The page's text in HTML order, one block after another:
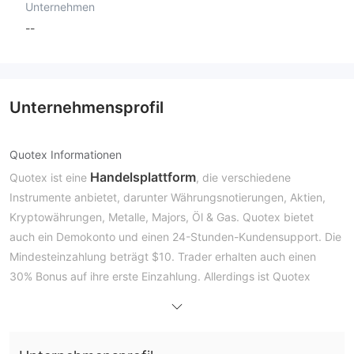
Unternehmen
--
Unternehmensprofil
Quotex Informationen
Quotex ist eine Handelsplattform, die verschiedene
Instrumente anbietet, darunter Währungsnotierungen, Aktien,
Kryptowährungen, Metalle, Majors, Öl & Gas. Quotex bietet
auch ein Demokonto und einen 24-Stunden-Kundensupport. Die
Mindesteinzahlung beträgt $10. Trader erhalten auch einen
30% Bonus auf ihre erste Einzahlung. Allerdings ist Quotex